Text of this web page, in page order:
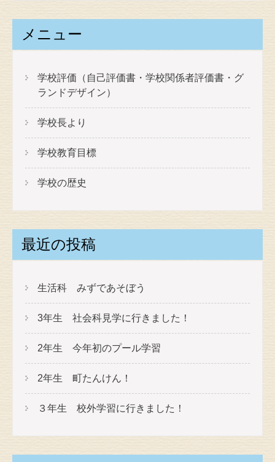
メニュー
学校評価（自己評価書・学校関係者評価書・グ
ランドデザイン）
学校長より
学校教育目標
学校の歴史
最近の投稿
生活科 みずであそぼう
3年生 社会科見学に行きました！
2年生 今年初のプール学習
2年生 町たんけん！
３年生 校外学習に行きました！